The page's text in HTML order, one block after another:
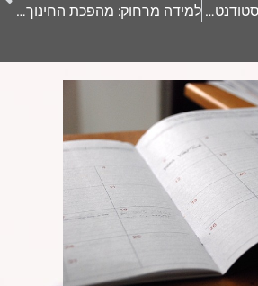
לחץ נפשי: תסמינים שסטודנטים חייבים לזהות בזמן למידה מרחוק: מהפכת החינוך של המאה ה-21